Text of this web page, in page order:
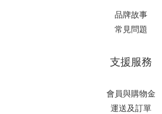
品牌故事
常見問題
支援服務
會員與購物金
運送及訂單